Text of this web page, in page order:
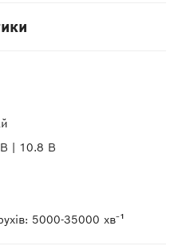
В | 10.8 В
5000-35000 хв⁻¹